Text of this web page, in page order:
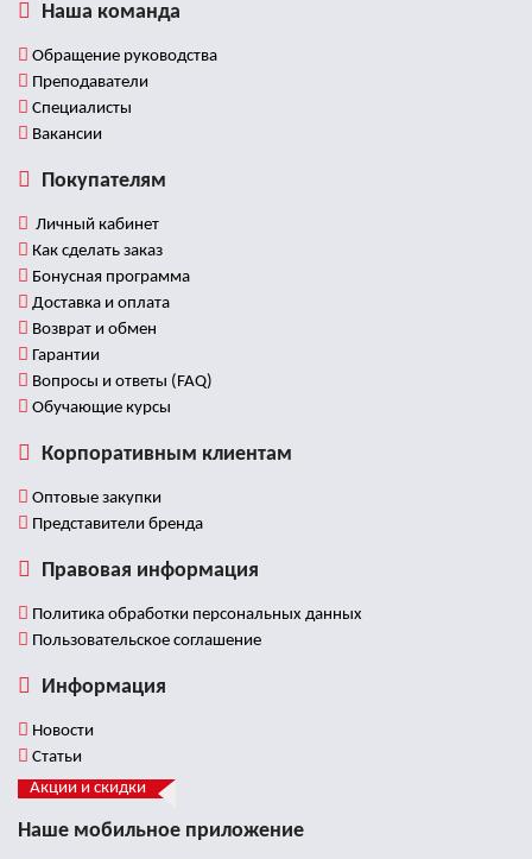
Наша команда
Обращение руководства
Преподаватели
Специалисты
Вакансии
Покупателям
Личный кабинет
Как сделать заказ
Бонусная программа
Доставка и оплата
Возврат и обмен
Гарантии
Вопросы и ответы (FAQ)
Обучающие курсы
Корпоративным клиентам
Оптовые закупки
Представители бренда
Правовая информация
Политика обработки персональных данных
Пользовательское соглашение
Информация
Новости
Статьи
Акции и скидки
Наше мобильное приложение